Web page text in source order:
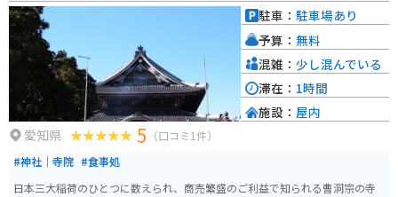
としても知られており、参拝を通じて心身の浄化やご利益を求める人々が多
く訪れます。アクセスも良く、観光の合間に訪れるのにも便利な場所です。静
かな境内でゆっくりと過ごし、歴史と自然のエネルギーを感じることができ
る小垣江神明神社は、愛知県を訪れる際にぜひ立ち寄りたいスポットです。
愛知県 5 （口コミ1件）
#神社｜寺院 #食事処
日本三大稲荷のひとつに数えられ、商売繁盛のご利益で知られる曹洞宗の寺
駐車： 駐車場あり
予算： 無料
混雑： 少し混んでいる
滞在： 1時間
施設： 屋内